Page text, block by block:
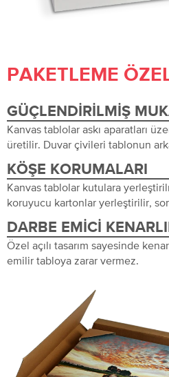
PAKETLEME
GÜÇLENDIRILMIŞ
Kanvas tablolar askı aparatları
üretilir. Duvar çivileri tablonun
KÖŞE KORUMALARI
Kanvas tablolar kutulara
koruyucu kartonlar yerleştirilir,
DARBE EMICI
Özel açılı tasarım sayesinde
emilir tabloya zarar vermez.